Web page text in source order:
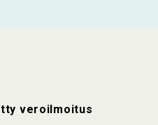
veroilmoitus